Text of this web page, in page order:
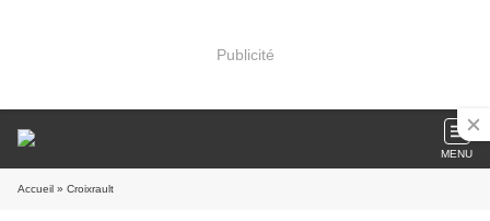
Publicité
MENU
Accueil » Croixrault